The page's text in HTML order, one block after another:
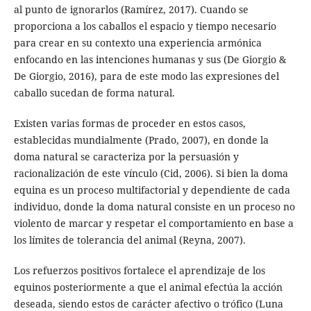
al punto de ignorarlos (Ramírez, 2017). Cuando se
proporciona a los caballos el espacio y tiempo necesario
para crear en su contexto una experiencia armónica
enfocando en las intenciones humanas y sus (De Giorgio &
De Giorgio, 2016), para de este modo las expresiones del
caballo sucedan de forma natural.
Existen varias formas de proceder en estos casos,
establecidas mundialmente (Prado, 2007), en donde la
doma natural se caracteriza por la persuasión y
racionalización de este vínculo (Cid, 2006). Si bien la doma
equina es un proceso multifactorial y dependiente de cada
individuo, donde la doma natural consiste en un proceso no
violento de marcar y respetar el comportamiento en base a
los límites de tolerancia del animal (Reyna, 2007).
Los refuerzos positivos fortalece el aprendizaje de los
equinos posteriormente a que el animal efectúa la acción
deseada, siendo estos de carácter afectivo o trófico (Luna